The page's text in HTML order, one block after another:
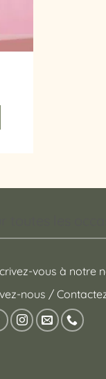
vous à notre
nous /